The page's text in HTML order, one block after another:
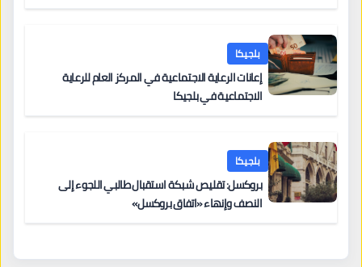
بلجيكا
إعانات الرعاية الاجتماعية في المركز العام للرعاية
الاجتماعية في بلجيكا
بلجيكا
بروكسل: تقليص شبكة استقبال طالبي اللجوء إلى
النصف وإنهاء «اتفاق بروكسل»